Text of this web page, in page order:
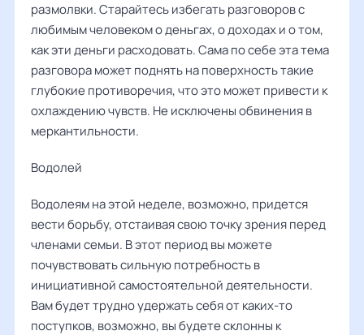
размолвки. Старайтесь избегать разговоров с
любимым человеком о деньгах, о доходах и о том,
как эти деньги расходовать. Сама по себе эта тема
разговора может поднять на поверхность такие
глубокие противоречия, что это может привести к
охлаждению чувств. Не исключены обвинения в
меркантильности.
Водолей
Водолеям на этой неделе, возможно, придется
вести борьбу, отстаивая свою точку зрения перед
членами семьи. В этот период вы можете
почувствовать сильную потребность в
инициативной самостоятельной деятельности.
Вам будет трудно удержать себя от каких-то
поступков, возможно, вы будете склонны к